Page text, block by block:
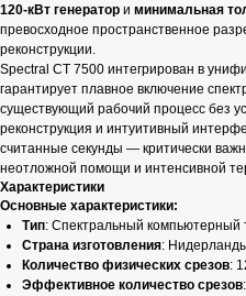
120-кВт генератор и минимальная
превосходное пространственное
реконструкции.
Spectral CT 7500 интегрирован в
гарантирует плавное включение
существующий рабочий процесс без
реконструкция и интуитивный
считанные секунды — критически
неотложной помощи и интенсивной
Характеристики
Основные характеристики:
Тип: Спектральный компьютерный
Страна изготовления:
Количество физических срезов:
Эффективное количество срезов